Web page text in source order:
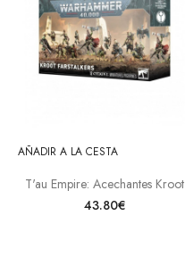
AÑADIR A LA CESTA
T'au Empire: Acechantes Kroot
43.80€